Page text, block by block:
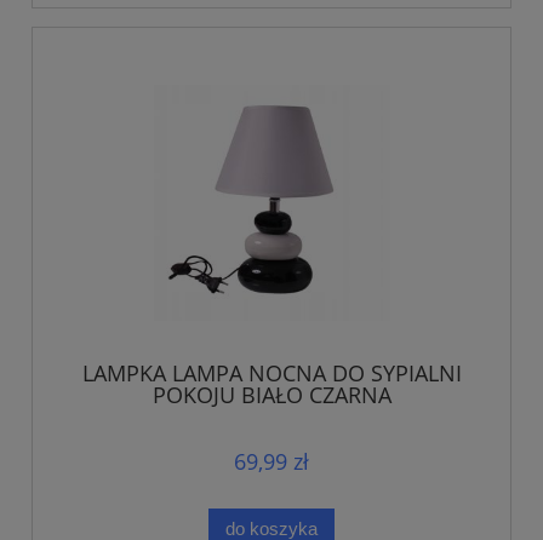
LAMPKA LAMPA NOCNA DO SYPIALNI
POKOJU BIAŁO CZARNA
69,99 zł
do koszyka